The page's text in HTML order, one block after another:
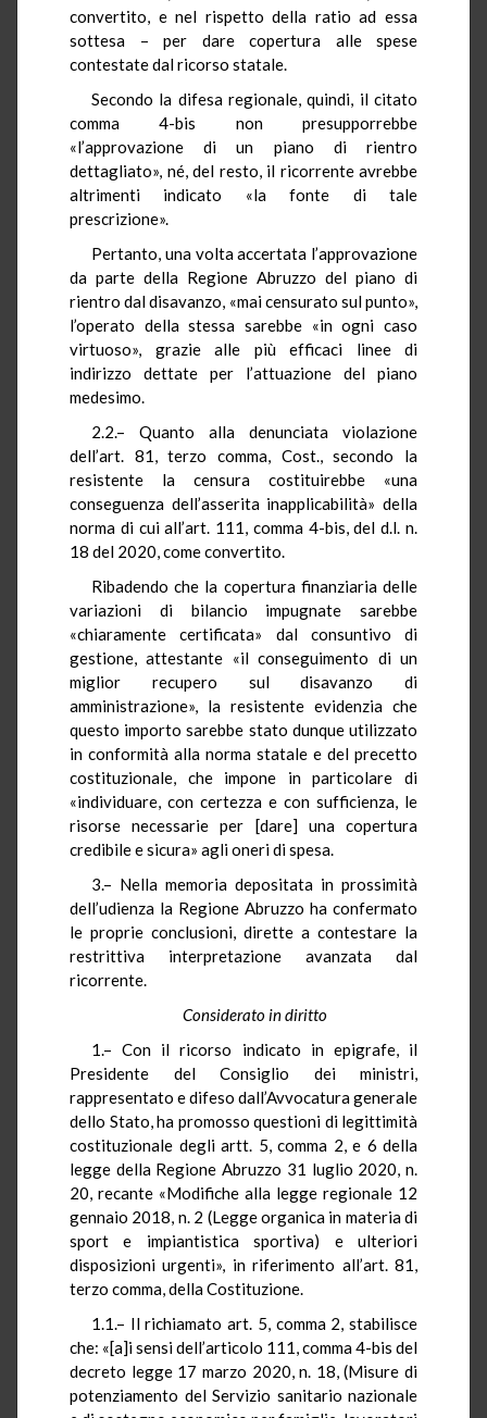
convertito, e nel rispetto della ratio ad essa
sottesa – per dare copertura alle spese
contestate dal ricorso statale.
Secondo la difesa regionale, quindi, il citato
comma 4-bis non presupporrebbe
«l’approvazione di un piano di rientro
dettagliato», né, del resto, il ricorrente avrebbe
altrimenti indicato «la fonte di tale
prescrizione».
Pertanto, una volta accertata l’approvazione
da parte della Regione Abruzzo del piano di
rientro dal disavanzo, «mai censurato sul punto»,
l’operato della stessa sarebbe «in ogni caso
virtuoso», grazie alle più efficaci linee di
indirizzo dettate per l’attuazione del piano
medesimo.
2.2.– Quanto alla denunciata violazione
dell’art. 81, terzo comma, Cost., secondo la
resistente la censura costituirebbe «una
conseguenza dell’asserita inapplicabilità» della
norma di cui all’art. 111, comma 4-bis, del d.l. n.
18 del 2020, come convertito.
Ribadendo che la copertura finanziaria delle
variazioni di bilancio impugnate sarebbe
«chiaramente certificata» dal consuntivo di
gestione, attestante «il conseguimento di un
miglior recupero sul disavanzo di
amministrazione», la resistente evidenzia che
questo importo sarebbe stato dunque utilizzato
in conformità alla norma statale e del precetto
costituzionale, che impone in particolare di
«individuare, con certezza e con sufficienza, le
risorse necessarie per [dare] una copertura
credibile e sicura» agli oneri di spesa.
3.– Nella memoria depositata in prossimità
dell’udienza la Regione Abruzzo ha confermato
le proprie conclusioni, dirette a contestare la
restrittiva interpretazione avanzata dal
ricorrente.
Considerato in diritto
1.– Con il ricorso indicato in epigrafe, il
Presidente del Consiglio dei ministri,
rappresentato e difeso dall’Avvocatura generale
dello Stato, ha promosso questioni di legittimità
costituzionale degli artt. 5, comma 2, e 6 della
legge della Regione Abruzzo 31 luglio 2020, n.
20, recante «Modifiche alla legge regionale 12
gennaio 2018, n. 2 (Legge organica in materia di
sport e impiantistica sportiva) e ulteriori
disposizioni urgenti», in riferimento all’art. 81,
terzo comma, della Costituzione.
1.1.– Il richiamato art. 5, comma 2, stabilisce
che: «[a]i sensi dell’articolo 111, comma 4-bis del
decreto legge 17 marzo 2020, n. 18, (Misure di
potenziamento del Servizio sanitario nazionale